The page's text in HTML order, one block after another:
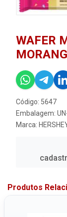
WAFER
Código: 5647
Embalagem:
Marca:
Produtos